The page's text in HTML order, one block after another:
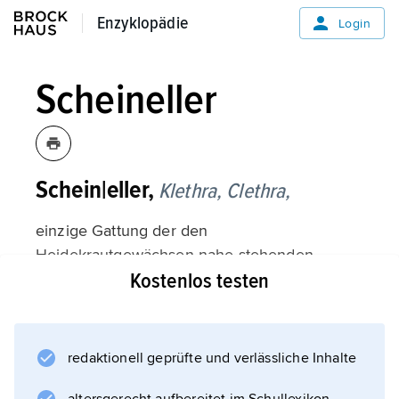
Enzyklopädie
Enzyklopädie Login
Scheineller
Schein|eller, Klethra, Clethra,
einzige Gattung der den
Heidekrautgewächsen nahe stehenden
und Subtropen; sommergrüne oder (in den
Kostenlos testen
redaktionell geprüfte und verlässliche Inhalte